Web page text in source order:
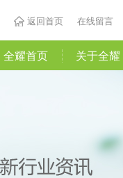
返回首页 在线留言
全耀首页 关于全耀